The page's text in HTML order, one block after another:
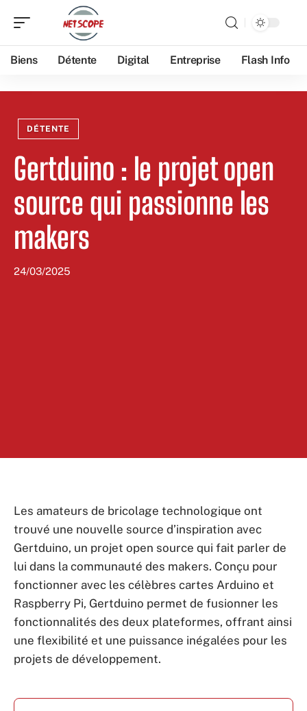
Biens Détente Digital Entreprise Flash Info
DÉTENTE
Gertduino : le projet open
source qui passionne les
makers
24/03/2025
Les amateurs de bricolage technologique ont
trouvé une nouvelle source d’inspiration avec
Gertduino, un projet open source qui fait parler de
lui dans la communauté des makers. Conçu pour
fonctionner avec les célèbres cartes Arduino et
Raspberry Pi, Gertduino permet de fusionner les
fonctionnalités des deux plateformes, offrant ainsi
une flexibilité et une puissance inégalées pour les
projets de développement.